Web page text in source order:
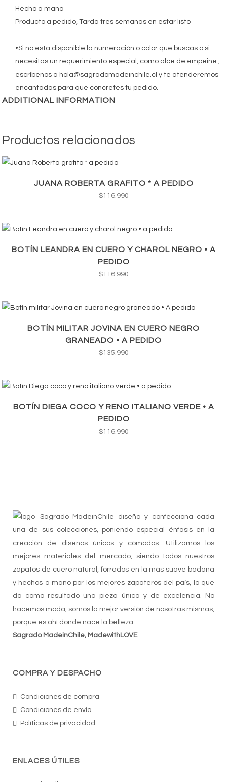
Hecho a mano
Producto a pedido, Tarda tres semanas en estar listo
•Si no está disponible la numeración o color que buscas o si
necesitas un requerimiento especial, como alce de empeine ,
escríbenos a hola@sagradomadeinchile.cl y te atenderemos
encantadas para que concretes tu pedido.
ADDITIONAL INFORMATION
Productos relacionados
JUANA ROBERTA GRAFITO * A PEDIDO
$116.990
BOTÍN LEANDRA EN CUERO Y CHAROL NEGRO • A
PEDIDO
$116.990
BOTÍN MILITAR JOVINA EN CUERO NEGRO
GRANEADO • A PEDIDO
$135.990
BOTÍN DIEGA COCO Y RENO ITALIANO VERDE • A
PEDIDO
$116.990
Sagrado MadeinChile diseña y confecciona cada
una de sus colecciones, poniendo especial énfasis en la
creación de diseños únicos y cómodos. Utilizamos los
mejores materiales del mercado, siendo todos nuestros
zapatos de cuero natural, forrados en la más suave badana
y hechos a mano por los mejores zapateros del país, lo que
da como resultado una pieza única y de excelencia. No
hacemos moda, somos la mejor versión de nosotras mismas,
porque es ahí donde nace la belleza.
Sagrado MadeinChile, MadewithLOVE
COMPRA Y DESPACHO
Condiciones de compra
Condiciones de envío
Políticas de privacidad
ENLACES ÚTILES